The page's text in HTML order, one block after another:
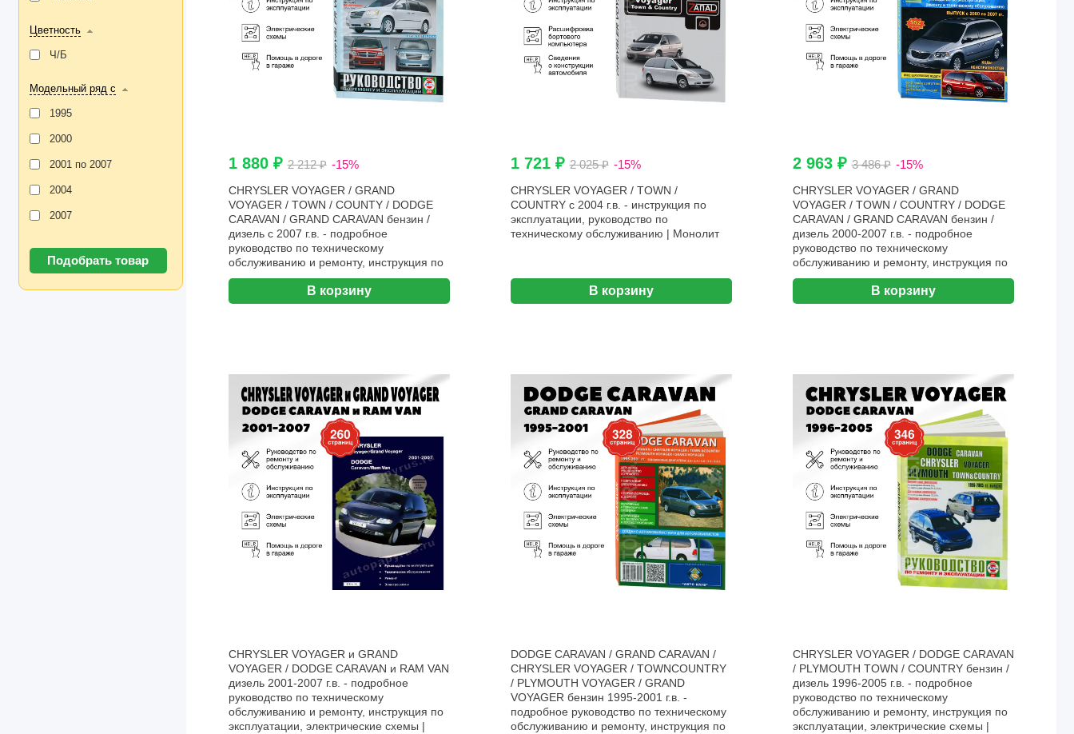
Цветность
Ч/Б
Модельный ряд с
1995
2000
2001 по 2007
2004
2007
1 880 ₽2 212 ₽ -15%
CHRYSLER VOYAGER / GRAND
VOYAGER / TOWN / COUNTY / DODGE
CARAVAN / GRAND CARAVAN бензин /
дизель с 2007 г.в. - подробное
руководство по техническому
обслуживанию и ремонту, инструкция по
эксплуатации, электрические схемы |
В корзину
1 721 ₽2 025 ₽ -15%
CHRYSLER VOYAGER / TOWN /
COUNTRY с 2004 г.в. - инструкция по
эксплуатации, руководство по
техническому обслуживанию | Монолит
В корзину
2 963 ₽3 486 ₽ -15%
CHRYSLER VOYAGER / GRAND
VOYAGER / TOWN / COUNTRY / DODGE
CARAVAN / GRAND CARAVAN бензин /
дизель 2000-2007 г.в. - подробное
руководство по техническому
обслуживанию и ремонту, инструкция по
эксплуатации, электрические схемы |
В корзину
CHRYSLER VOYAGER и GRAND
VOYAGER / DODGE CARAVAN и RAM VAN
дизель 2001-2007 г.в. - подробное
руководство по техническому
обслуживанию и ремонту, инструкция по
эксплуатации, электрические схемы |
DODGE CARAVAN / GRAND CARAVAN /
CHRYSLER VOYAGER / TOWNCOUNTRY
/ PLYMOUTH VOYAGER / GRAND
VOYAGER бензин 1995-2001 г.в. -
подробное руководство по техническому
обслуживанию и ремонту, инструкция по
CHRYSLER VOYAGER / DODGE CARAVAN
/ PLYMOUTH TOWN / COUNTRY бензин /
дизель 1996-2005 г.в. - подробное
руководство по техническому
обслуживанию и ремонту, инструкция по
эксплуатации, электрические схемы |